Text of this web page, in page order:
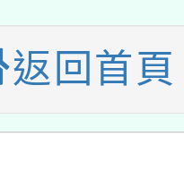
年度閱讀
專業研習
人工智慧
講師名單
與教學軟體
返回首頁